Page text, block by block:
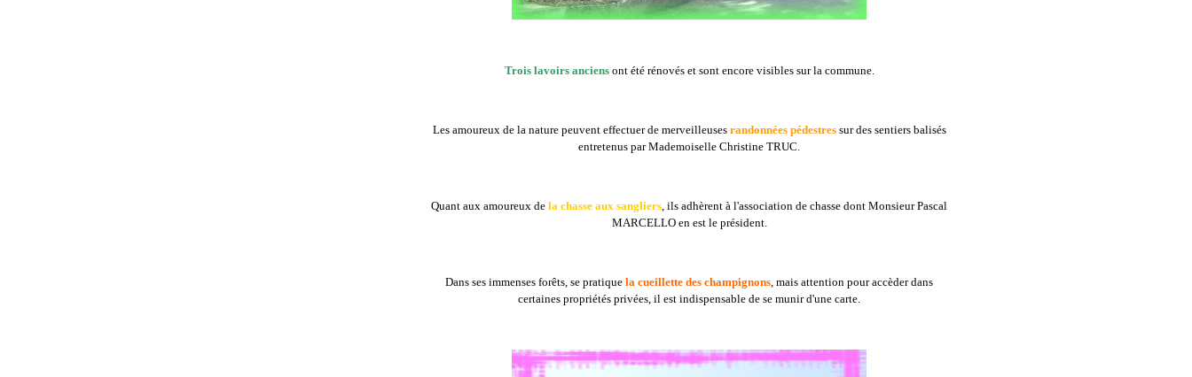
Trois lavoirs anciensont été rénovés et sont encore visibles sur la commune.
Les amoureux de la nature peuvent effectuer de merveilleuses randonnées pédestressur des sentiers balisés
entretenus par Mademoiselle Christine TRUC.
Quant aux amoureux de la chasse aux sangliers, ils adhèrent à l'association de chasse dont Monsieur Pascal
MARCELLO en est le président.
Dans ses immenses forêts, se pratique la cueillette des champignons, mais attention pour accèder dans
certaines propriétés privées, il est indispensable de se munir d'une carte.